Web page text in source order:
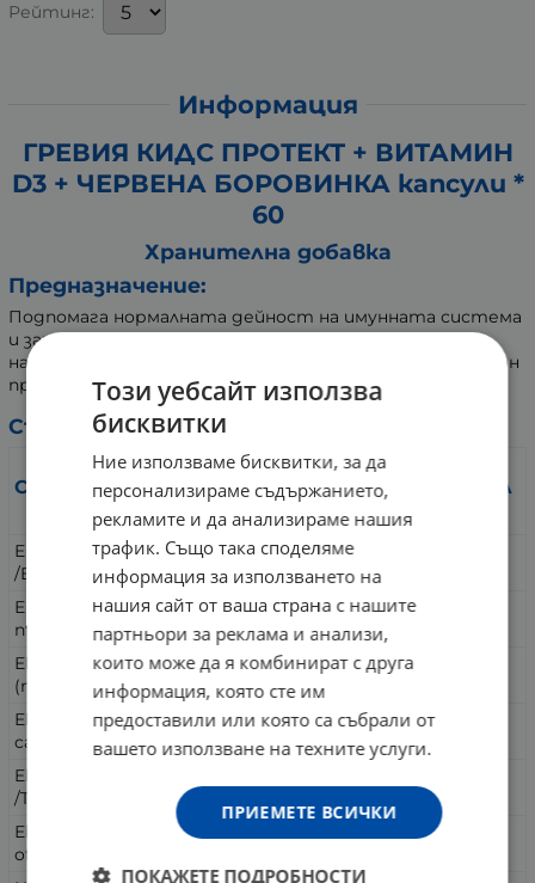
Рейтинг:
Информация
ГРЕВИЯ КИДС ПРОТЕКТ + ВИТАМИН
D3 + ЧЕРВЕНА БОРОВИНКА капсули *
60
Хранителна добавка
Предназначение:
Подпомага нормалната дейност на имунната система
и защитните сили на организма. Допринася за
намаляване чувството на отпадналост и умора. Веган
продукт.
Състав:
Съдържание:
За 1
капсул
капсул
Екстракт Ехинацея (цвят)
/Echinacea purpurea/
Екстракт Карамфил (цветни
пъпки) /Syzygium aromaticum/
60 mg
Екстракт Червена боровинка
(плод) /Vaccinium vitis-idaea/
60 mg
Екстракт Шипка (плод) /Rosa
canina/
40 mg
Eкстракт Мащерка (листа)
/Thymus vulgaris/
30 mg
Екстракт Салвия (листа) /Salvia
officinalis/
20 mg
Този уебсайт използва
бисквитки
Ние използваме бисквитки, за да
персонализираме съдържанието,
рекламите и да анализираме нашия
трафик. Също така споделяме
информация за използването на
нашия сайт от ваша страна с нашите
партньори за реклама и анализи,
които може да я комбинират с друга
информация, която сте им
предоставили или която са събрали от
вашето използване на техните услуги.
ПРИЕМЕТЕ ВСИЧКИ
ПОКАЖЕТЕ ПОДРОБНОСТИ